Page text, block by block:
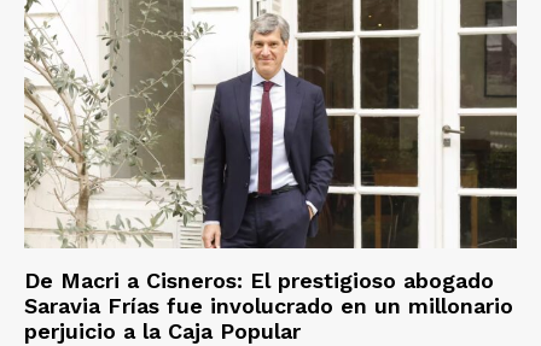
De Macri a Cisneros: El prestigioso abogado
Saravia Frías fue involucrado en un millonario
perjuicio a la Caja Popular